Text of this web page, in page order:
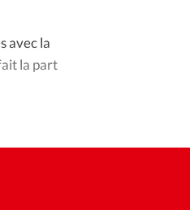
d'adresse
avec la
la part